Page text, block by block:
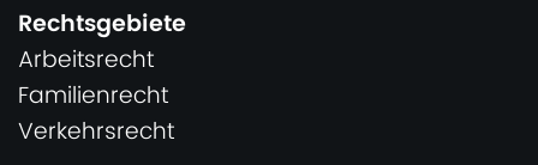
Rechtsgebiete
Arbeitsrecht
Familienrecht
Verkehrsrecht